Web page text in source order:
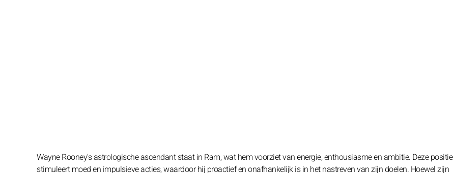
Wayne Rooney's astrologische ascendant staat in Ram, wat hem voorziet van energie, enthousiasme en ambitie. Deze positie
stimuleert moed en impulsieve acties, waardoor hij proactief en onafhankelijk is in het nastreven van zijn doelen. Hoewel zijn